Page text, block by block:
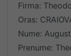
Firma:
Oras:
Nume:
Prenume: